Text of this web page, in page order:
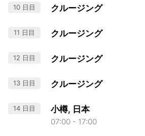
10 日目 クルージング
11 日目 クルージング
12 日目 クルージング
13 日目 クルージング
14 日目 小樽, 日本
07:00 - 17:00